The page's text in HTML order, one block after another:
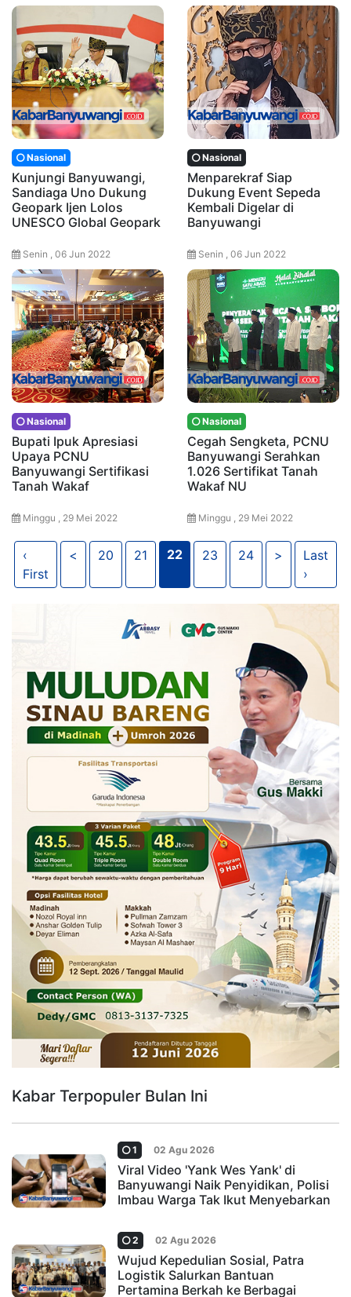
Nasional
Kunjungi Banyuwangi,
Sandiaga Uno Dukung
Geopark Ijen Lolos
UNESCO Global Geopark
Senin , 06 Jun 2022
Nasional
Menparekraf Siap
Dukung Event Sepeda
Kembali Digelar di
Banyuwangi
Senin , 06 Jun 2022
Nasional
Bupati Ipuk Apresiasi
Upaya PCNU
Banyuwangi Sertifikasi
Tanah Wakaf
Minggu , 29 Mei 2022
Nasional
Cegah Sengketa, PCNU
Banyuwangi Serahkan
1.026 Sertifikat Tanah
Wakaf NU
Minggu , 29 Mei 2022
‹
First
< 20 21 22 23 24 >
Last
›
Kabar Terpopuler Bulan Ini
1 02 Agu 2026
Viral Video 'Yank Wes Yank' di
Banyuwangi Naik Penyidikan, Polisi
Imbau Warga Tak Ikut Menyebarkan
2 02 Agu 2026
Wujud Kepedulian Sosial, Patra
Logistik Salurkan Bantuan
Pertamina Berkah ke Berbagai